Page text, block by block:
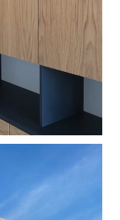
jardin à la